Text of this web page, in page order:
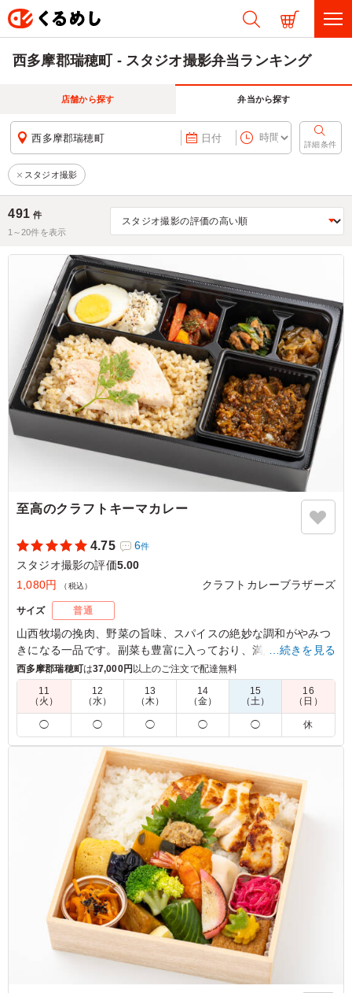
西多摩郡瑞穂町 - スタジオ撮影弁当ランキング
店舗から探す 弁当から探す
西多摩郡瑞穂町 日付
詳細条件
スタジオ撮影
491 件
1～20件を表示
至高のクラフトキーマカレー
4.75 6件
スタジオ撮影の評価5.00
1,080円
（税込） クラフトカレーブラザーズ
サイズ 普通
山西牧場の挽肉、野菜の旨味、スパイスの絶妙な調和がやみつ
きになる一品です。副菜も豊富に入っており、満足感が高いな
がらもさらっとお召し上がりいただける、クラフトカレーブラ
ザーズでも人気の商品です。
※ご飯の種類を下記プルダウンよりお選びください。
※おしぼりが必要な場合は連絡事項にご記入ください。
野菜と挽肉のいわゆる定番のキーマカレーでした。 クラ
フトカレーなだけあって、スパイスが効いていてさっぱり
美味しくいただけました。 全体的に高タンパクな内容
で、ヘルシーな印象を受けました。
ご利用シーン：ロケ・撮影›スタジオ撮影
東京都渋谷区笹塚2026/06/24
…続きを見る
西多摩郡瑞穂町は37,000円 以上のご注文で配達無料
11
（火）
12
（水）
13
（木）
14
（金）
15
（土）
16
（日）
◯ ◯ ◯ ◯ ◯ 休